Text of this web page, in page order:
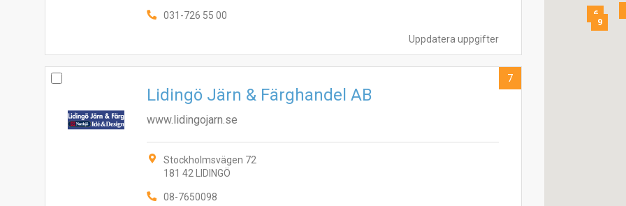
Uppdatera uppgifter
031-726 55 00
Lidingö Järn & Färghandel AB
www.lidingojarn.se
Stockholmsvägen 72
181 42 LIDINGÖ
08-7650098
7
6
9